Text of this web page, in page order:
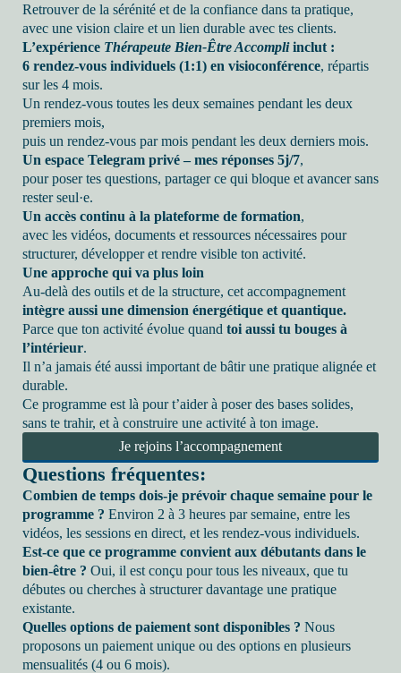
Retrouver de la sérénité et de la confiance dans ta pratique,
avec une vision claire et un lien durable avec tes clients.
L’expérience Thérapeute Bien-Être Accompliinclut :
6 rendez-vous individuels (1:1) en visioconférence, répartis
sur les 4 mois.
Un rendez-vous toutes les deux semaines pendant les deux
premiers mois,
puis un rendez-vous par mois pendant les deux derniers mois.
Un espace Telegram privé – mes réponses 5j/7,
pour poser tes questions, partager ce qui bloque et avancer sans
rester seul·e.
Un accès continu à la plateforme de formation,
avec les vidéos, documents et ressources nécessaires pour
structurer, développer et rendre visible ton activité.
Une approche qui va plus loin
Au-delà des outils et de la structure, cet accompagnement
intègre aussi une dimension énergétique et quantique.
Parce que ton activité évolue quand toi aussi tu bouges à
l’intérieur.
Il n’a jamais été aussi important de bâtir une pratique alignée et
durable.
Ce programme est là pour t’aider à poser des bases solides,
sans te trahir, et à construire une activité à ton image.
Je rejoins l’accompagnement
Questions fréquentes:
Combien de temps dois-je prévoir chaque semaine pour le
programme ? Environ 2 à 3 heures par semaine, entre les
vidéos, les sessions en direct, et les rendez-vous individuels.
Est-ce que ce programme convient aux débutants dans le
bien-être ? Oui, il est conçu pour tous les niveaux, que tu
débutes ou cherches à structurer davantage une pratique
existante.
Quelles options de paiement sont disponibles ? Nous
proposons un paiement unique ou des options en plusieurs
mensualités (4 ou 6 mois).